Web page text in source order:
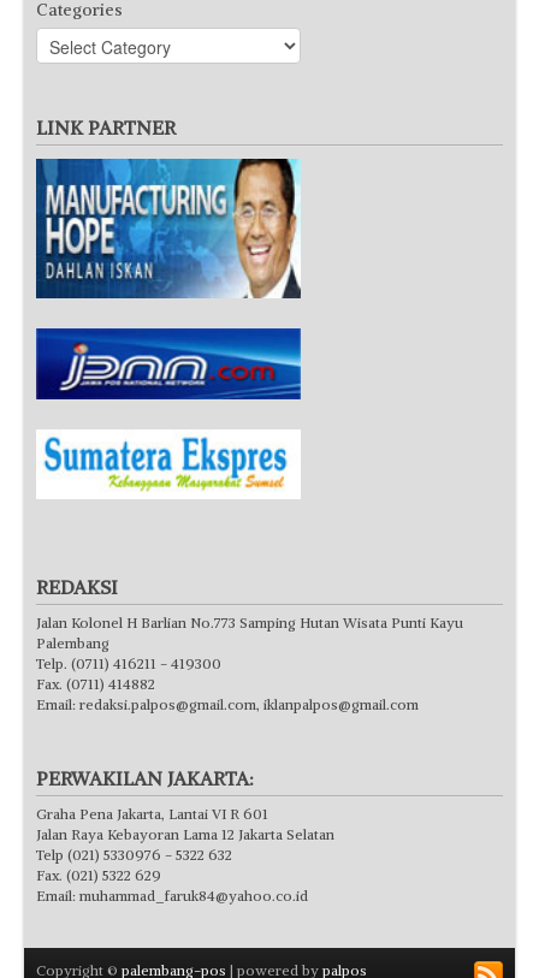
Categories
LINK PARTNER
REDAKSI
Jalan Kolonel H Barlian No.773 Samping Hutan Wisata Punti Kayu
Palembang
Telp. (0711) 416211 - 419300
Fax. (0711) 414882
Email: redaksi.palpos@gmail.com iklanpalpos@gmail.com
PERWAKILAN JAKARTA:
Graha Pena Jakarta, Lantai VI R 601
Jalan Raya Kebayoran Lama 12 Jakarta Selatan
Telp (021) 5330976 - 5322 632
Fax. (021) 5322 629
Email: muhammad_faruk84@yahoo.co.id
Copyright © palembang-pos | powered by palpos